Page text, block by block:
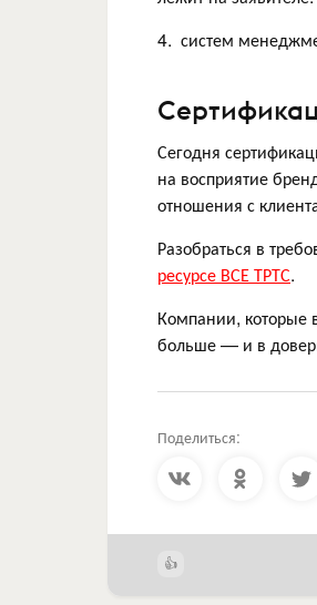
4. систем
Сегодня
на восприятие
отношения с
Разобраться в
ресурсе ВСЕ ТРТС.
Компании, которые
больше — и в
Поделиться: